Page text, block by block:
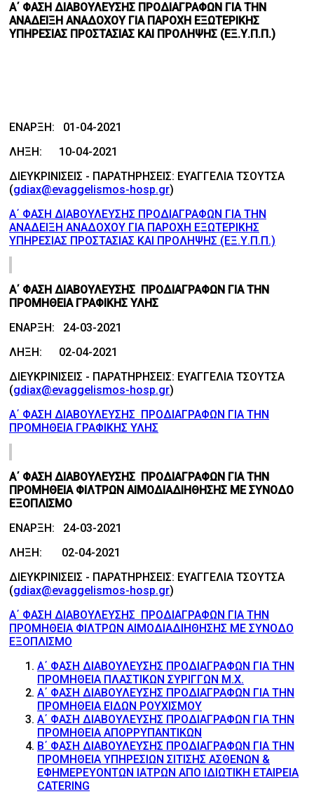
Α΄ ΦΑΣΗ ΔΙΑΒΟΥΛΕΥΣΗΣ ΠΡΟΔΙΑΓΡΑΦΩΝ ΓΙΑ ΤΗΝ
ΑΝΑΔΕΙΞΗ ΑΝΑΔΟΧΟΥ ΓΙΑ ΠΑΡΟΧΗ ΕΞΩΤΕΡΙΚΗΣ
ΥΠΗΡΕΣΙΑΣ ΠΡΟΣΤΑΣΙΑΣ ΚΑΙ ΠΡΟΛΗΨΗΣ (ΕΞ.Υ.Π.Π.)
ΕΝΑΡΞΗ: 01-04-2021
ΛΗΞΗ: 10-04-2021
ΔΙΕΥΚΡΙΝΙΣΕΙΣ - ΠΑΡΑΤΗΡΗΣΕΙΣ: ΕΥΑΓΓΕΛΙΑ ΤΣΟΥΤΣΑ
(gdiax@evaggelismos-hosp.gr)
Α΄ ΦΑΣΗ ΔΙΑΒΟΥΛΕΥΣΗΣ ΠΡΟΔΙΑΓΡΑΦΩΝ ΓΙΑ ΤΗΝ
ΑΝΑΔΕΙΞΗ ΑΝΑΔΟΧΟΥ ΓΙΑ ΠΑΡΟΧΗ ΕΞΩΤΕΡΙΚΗΣ
ΥΠΗΡΕΣΙΑΣ ΠΡΟΣΤΑΣΙΑΣ ΚΑΙ ΠΡΟΛΗΨΗΣ (ΕΞ.Υ.Π.Π.)
Α΄ ΦΑΣΗ ΔΙΑΒΟΥΛΕΥΣΗΣ ΠΡΟΔΙΑΓΡΑΦΩΝ ΓΙΑ ΤΗΝ
ΠΡΟΜΗΘΕΙΑ ΓΡΑΦΙΚΗΣ ΥΛΗΣ
ΕΝΑΡΞΗ: 24-03-2021
ΛΗΞΗ: 02-04-2021
ΔΙΕΥΚΡΙΝΙΣΕΙΣ - ΠΑΡΑΤΗΡΗΣΕΙΣ: ΕΥΑΓΓΕΛΙΑ ΤΣΟΥΤΣΑ
(gdiax@evaggelismos-hosp.gr)
Α΄ ΦΑΣΗ ΔΙΑΒΟΥΛΕΥΣΗΣ ΠΡΟΔΙΑΓΡΑΦΩΝ ΓΙΑ ΤΗΝ
ΠΡΟΜΗΘΕΙΑ ΓΡΑΦΙΚΗΣ ΥΛΗΣ
Α΄ ΦΑΣΗ ΔΙΑΒΟΥΛΕΥΣΗΣ ΠΡΟΔΙΑΓΡΑΦΩΝ ΓΙΑ ΤΗΝ
ΠΡΟΜΗΘΕΙΑ ΦΙΛΤΡΩΝ ΑΙΜΟΔΙΑΔΙΗΘΗΣΗΣ ΜΕ ΣΥΝΟΔΟ
ΕΞΟΠΛΙΣΜΟ
ΕΝΑΡΞΗ: 24-03-2021
ΛΗΞΗ: 02-04-2021
ΔΙΕΥΚΡΙΝΙΣΕΙΣ - ΠΑΡΑΤΗΡΗΣΕΙΣ: ΕΥΑΓΓΕΛΙΑ ΤΣΟΥΤΣΑ
(gdiax@evaggelismos-hosp.gr)
Α΄ ΦΑΣΗ ΔΙΑΒΟΥΛΕΥΣΗΣ ΠΡΟΔΙΑΓΡΑΦΩΝ ΓΙΑ ΤΗΝ
ΠΡΟΜΗΘΕΙΑ ΦΙΛΤΡΩΝ ΑΙΜΟΔΙΑΔΙΗΘΗΣΗΣ ΜΕ ΣΥΝΟΔΟ
ΕΞΟΠΛΙΣΜΟ
Α΄ ΦΑΣΗ ΔΙΑΒΟΥΛΕΥΣΗΣ ΠΡΟΔΙΑΓΡΑΦΩΝ ΓΙΑ ΤΗΝ
ΠΡΟΜΗΘΕΙΑ ΠΛΑΣΤΙΚΩΝ ΣΥΡΙΓΓΩΝ Μ.Χ.
Α΄ ΦΑΣΗ ΔΙΑΒΟΥΛΕΥΣΗΣ ΠΡΟΔΙΑΓΡΑΦΩΝ ΓΙΑ ΤΗΝ
ΠΡΟΜΗΘΕΙΑ ΕΙΔΩΝ ΡΟΥΧΙΣΜΟΥ
Α΄ ΦΑΣΗ ΔΙΑΒΟΥΛΕΥΣΗΣ ΠΡΟΔΙΑΓΡΑΦΩΝ ΓΙΑ ΤΗΝ
ΠΡΟΜΗΘΕΙΑ ΑΠΟΡΡΥΠΑΝΤΙΚΩΝ
Β΄ ΦΑΣΗ ΔΙΑΒΟΥΛΕΥΣΗΣ ΠΡΟΔΙΑΓΡΑΦΩΝ ΓΙΑ ΤΗΝ
ΠΡΟΜΗΘΕΙΑ ΥΠΗΡΕΣΙΩΝ ΣΙΤΙΣΗΣ ΑΣΘΕΝΩΝ &
ΕΦΗΜΕΡΕΥΟΝΤΩΝ ΙΑΤΡΩΝ ΑΠΟ ΙΔΙΩΤΙΚΗ ΕΤΑΙΡΕΙΑ
CATERING